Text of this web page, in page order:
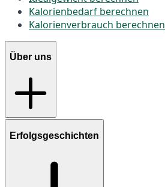
Kalorienbedarf berechnen
Kalorienverbrauch berechnen
Über uns
Erfolgsgeschichten